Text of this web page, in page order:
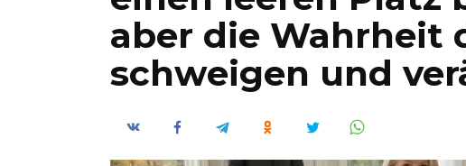
aber die Wahrheit
schweigen und